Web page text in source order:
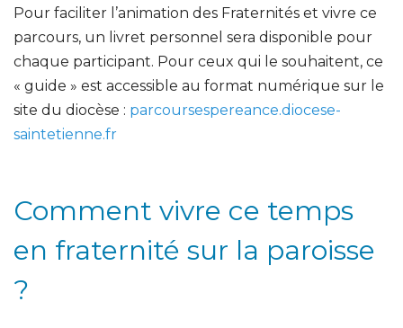
Pour faciliter l’animation des Fraternités et vivre ce
parcours, un livret personnel sera disponible pour
chaque participant. Pour ceux qui le souhaitent, ce
« guide » est accessible au format numérique sur le
site du diocèse : parcoursespereance.diocese-
saintetienne.fr
Comment vivre ce temps
en fraternité sur la paroisse
?